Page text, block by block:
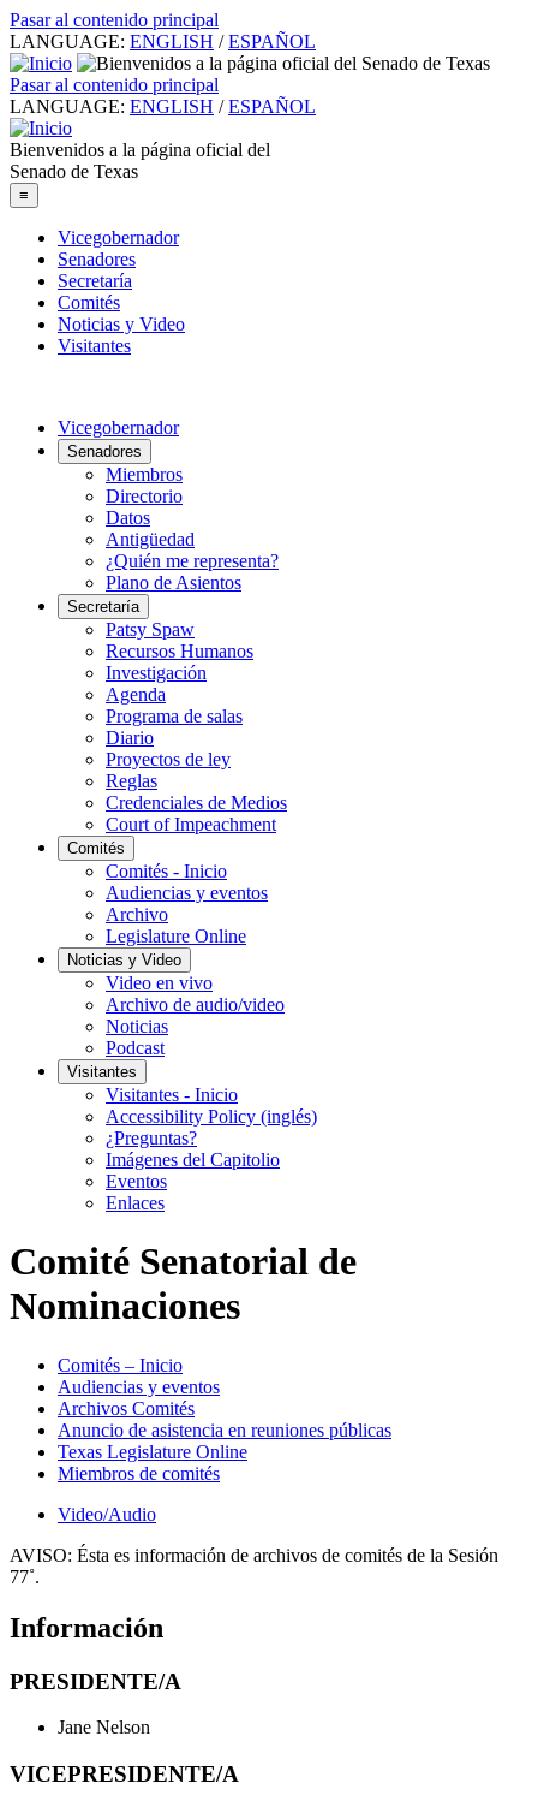
Pasar al contenido principal
LANGUAGE: ENGLISH / ESPAÑOL
Pasar al contenido principal
LANGUAGE: ENGLISH / ESPAÑOL
Bienvenidos a la página oficial del
Senado de Texas
≡
Vicegobernador
Senadores
Secretaría
Comités
Noticias y Video
Visitantes
Vicegobernador
Senadores
Miembros
Directorio
Datos
Antigüedad
¿Quién me representa?
Plano de Asientos
Secretaría
Patsy Spaw
Recursos Humanos
Investigación
Agenda
Programa de salas
Diario
Proyectos de ley
Reglas
Credenciales de Medios
Court of Impeachment
Comités
Comités - Inicio
Audiencias y eventos
Archivo
Legislature Online
Noticias y Video
Video en vivo
Archivo de audio/video
Noticias
Podcast
Visitantes
Visitantes - Inicio
Accessibility Policy (inglés)
¿Preguntas?
Imágenes del Capitolio
Eventos
Enlaces
Comité Senatorial de
Nominaciones
Comités – Inicio
Audiencias y eventos
Archivos Comités
Anuncio de asistencia en reuniones públicas
Texas Legislature Online
Miembros de comités
Video/Audio
AVISO: Ésta es información de archivos de comités de la Sesión
77˚.
Información
PRESIDENTE/A
Jane Nelson
VICEPRESIDENTE/A